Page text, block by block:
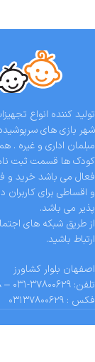
تولید کننده انواع
شهر بازی های
مبلمان اداری و غیره .
کودک ها قسمت ثبت
فعال می باشد خرید و
و اقساطی برای
پذیر می باشد.
از طریق شبکه های
ارتباط باشید.
اصفهان بلوار کشاورز
تلفن: ۳۷۸۰۰۶۲۹-۰۳۱ – ۰۹۱۳۰۹۱۳۹۵۸
فکس : ۰۳۱۳۷۸۰۰۶۲۹